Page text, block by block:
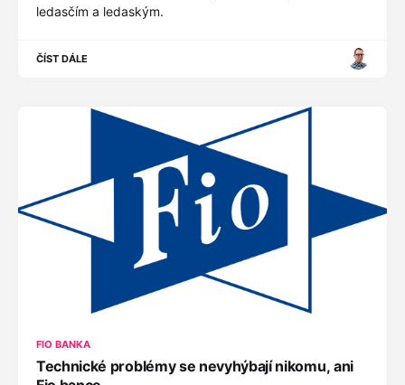
ledasčím a ledaským.
ČÍST DÁLE
FIO BANKA
Technické problémy se nevyhýbají nikomu, ani